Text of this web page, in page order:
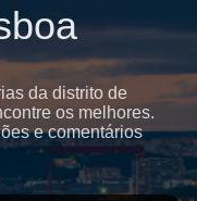
da distrito de
os melhores.
e comentários